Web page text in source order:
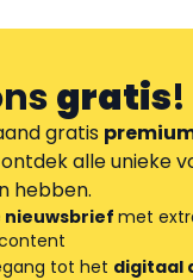
gratis!
gratis
alle unieke
hebben.
nieuwsbriefmet
tot het digitaal